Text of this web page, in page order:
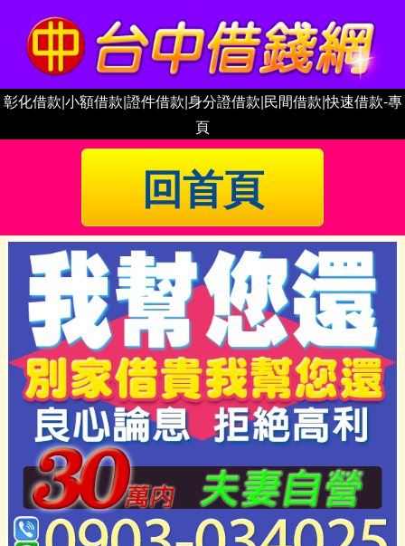
彰化借款|小額借款|證件借款|身分證借款|民間借款|快速借款-專
頁
回首頁